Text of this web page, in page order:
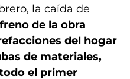
la caída de
de la obra
del hogar
de materiales,
el primer